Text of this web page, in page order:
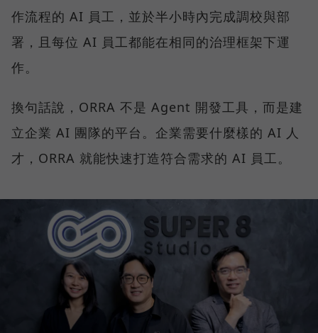
作流程的 AI 員工，並於半小時內完成調校與部
署，且每位 AI 員工都能在相同的治理框架下運
作。
換句話說，ORRA 不是 Agent 開發工具，而是建
立企業 AI 團隊的平台。企業需要什麼樣的 AI 人
才，ORRA 就能快速打造符合需求的 AI 員工。